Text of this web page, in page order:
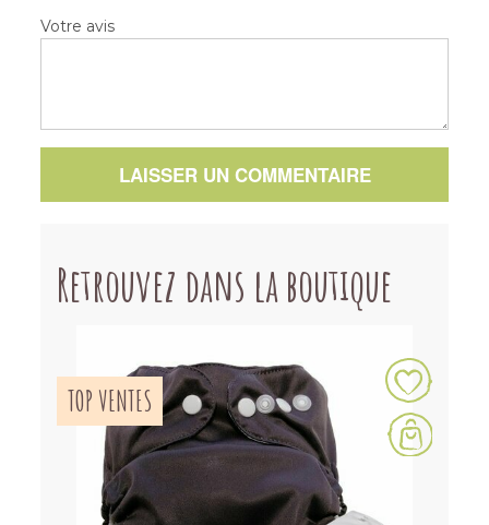
Votre avis
LAISSER UN COMMENTAIRE
Retrouvez dans la boutique
TOP VENTES